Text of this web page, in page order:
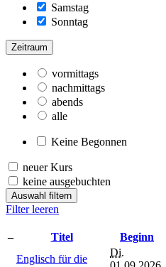
Samstag
Sonntag
Zeitraum
vormittags
nachmittags
abends
alle
Keine Begonnen
neuer Kurs
keine ausgebuchten
Auswahl filtern
Filter leeren
– Titel Beginn
Englisch für die
Di.